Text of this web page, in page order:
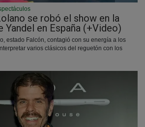
se robó el show en la
Yandel en España (+Video)
estado Falcón, contagió con su energía a los
varios clásicos del reguetón con los